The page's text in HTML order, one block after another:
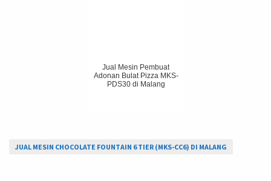
Jual Mesin Pembuat
Adonan Bulat Pizza MKS-
PDS30 di Malang
JUAL MESIN CHOCOLATE FOUNTAIN 6 TIER (MKS-CC6) DI MALANG